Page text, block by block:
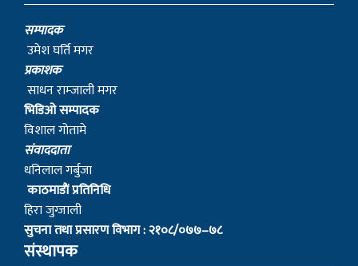
सम्पादक
उमेश घर्ति मगर
प्रकाशक
साधन राम्जाली मगर
भिडिओ सम्पादक
विशाल गोतामे
स‌ंवाददाता
धनिलाल गर्बुजा
काठमाडाैं प्रतिनिधि
हिरा जुग्जाली
सुचना तथा प्रसारण विभाग : २१०८/०७७–७८
संस्थापक